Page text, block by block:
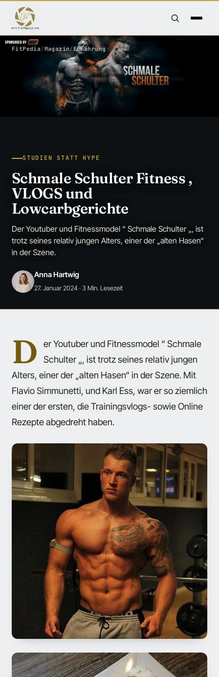
FitPedia/Magazin/Ernährung
STUDIEN STATT HYPE
Schmale Schulter Fitness ,
VLOGS und
Lowcarbgerichte
Der Youtuber und Fitnessmodel “ Schmale Schulter „, ist
trotz seines relativ jungen Alters, einer der „alten Hasen“
in der Szene.
Anna Hartwig
27. Januar 2024· 3 Min. Lesezeit
D
er Youtuber und Fitnessmodel “ Schmale
Schulter „, ist trotz seines relativ jungen
Alters, einer der „alten Hasen“ in der Szene. Mit
Flavio Simmunetti, und Karl Ess, war er so ziemlich
einer der ersten, die Trainingsvlogs- sowie Online
Rezepte abgedreht haben.